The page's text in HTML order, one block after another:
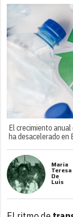
El crecimiento
ha desacelerado en
María
Teresa
De
Luis